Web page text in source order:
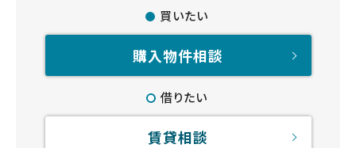
買いたい
購入物件相談
借りたい
賃貸相談